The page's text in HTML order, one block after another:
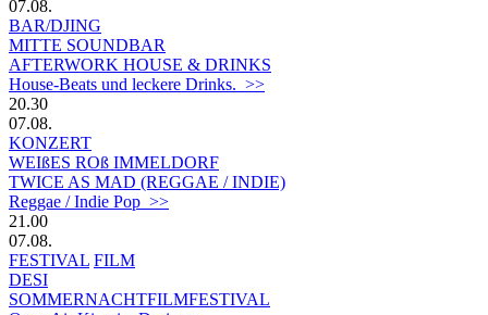
07.08.
BAR/DJING
MITTE SOUNDBAR
AFTERWORK HOUSE & DRINKS
House-Beats und leckere Drinks. >>
20.30
07.08.
KONZERT
WEIßES ROß IMMELDORF
TWICE AS MAD (REGGAE / INDIE)
Reggae / Indie Pop >>
21.00
07.08.
FESTIVAL FILM
DESI
SOMMERNACHTFILMFESTIVAL